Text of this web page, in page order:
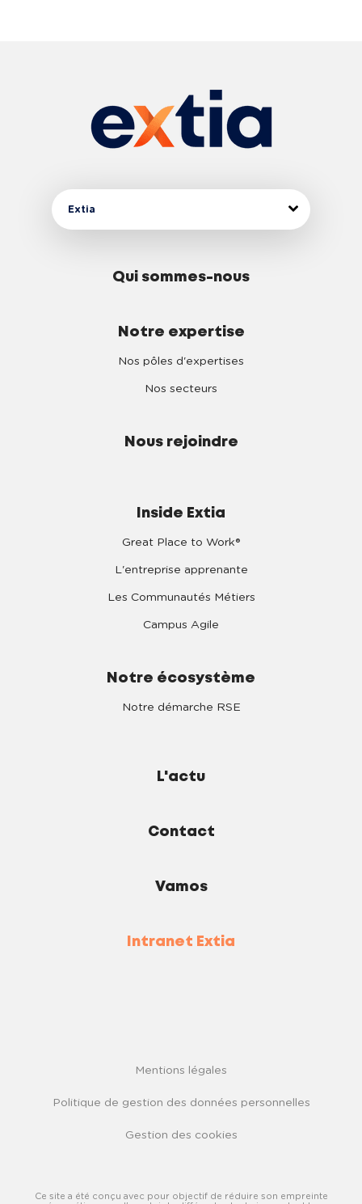
Extia
Qui sommes-nous
Notre expertise
Nos pôles d'expertises
Nos secteurs
Nous rejoindre
Inside Extia
Great Place to Work®
L'entreprise apprenante
Les Communautés Métiers
Campus Agile
Notre écosystème
Notre démarche RSE
L'actu
Contact
Vamos
Intranet Extia
Mentions légales
Politique de gestion des données personnelles
Gestion des cookies
Ce site a été conçu avec pour objectif de réduire son empreinte